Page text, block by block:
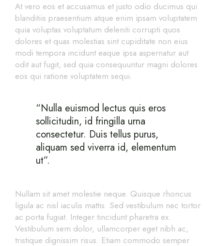
At vero eos et accusamus et justo odio ducimus qui
blanditiis praesentium atque enim ipsam voluptatem
quia voluptas voluptatum deleniti corrupti quos
dolores et quas molestias sint cupiditate non eius
modi tempora incidunt eaque ipsa aspernatur aut
odit aut fugit, sed quia consequuntur magni dolores
eos qui ratione voluptatem sequi.
“Nulla euismod lectus quis eros
sollicitudin, id fringilla urna
consectetur. Duis tellus purus,
aliquam sed viverra id, elementum
ut”.
Nullam sit amet molestie neque. Quisque rhoncus
ligula ac nisl iaculis mattis. Sed vestibulum nec tortor
ac porta fugiat. Integer tincidunt pharetra ex.
Vestibulum sem dolor, ullamcorper eget nibh ac,
tristique dignissim risus. Etiam commodo semper